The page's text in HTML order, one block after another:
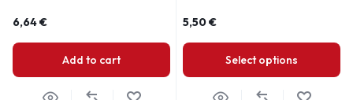
6,64€
Add to cart
5,50€
Select options